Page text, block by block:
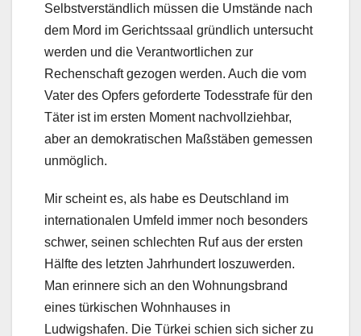
Selbstverständlich müssen die Umstände nach
dem Mord im Gerichtssaal gründlich untersucht
werden und die Verantwortlichen zur
Rechenschaft gezogen werden. Auch die vom
Vater des Opfers geforderte Todesstrafe für den
Täter ist im ersten Moment nachvollziehbar,
aber an demokratischen Maßstäben gemessen
unmöglich.
Mir scheint es, als habe es Deutschland im
internationalen Umfeld immer noch besonders
schwer, seinen schlechten Ruf aus der ersten
Hälfte des letzten Jahrhundert loszuwerden.
Man erinnere sich an den Wohnungsbrand
eines türkischen Wohnhauses in
Ludwigshafen. Die Türkei schien sich sicher zu